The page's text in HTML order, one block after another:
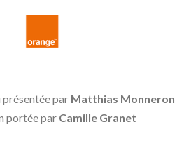
par Matthias Monneron
portée par Camille Granet